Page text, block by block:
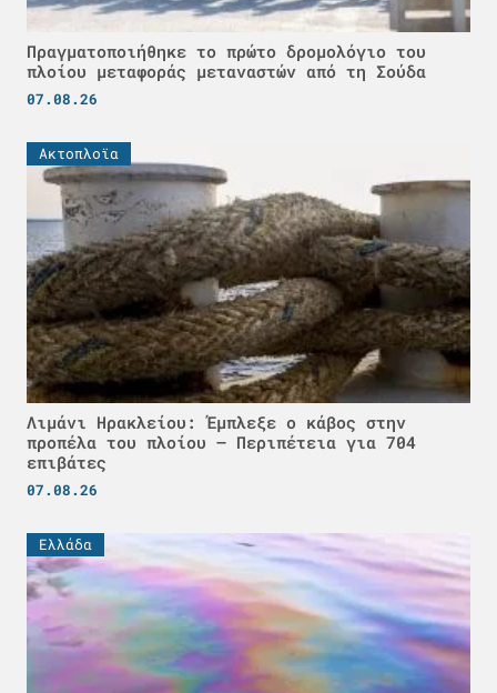
Πραγματοποιήθηκε το πρώτο δρομολόγιο του
πλοίου μεταφοράς μεταναστών από τη Σούδα
07.08.26
Ακτοπλοϊα
Λιμάνι Ηρακλείου: Έμπλεξε ο κάβος στην
προπέλα του πλοίου – Περιπέτεια για 704
επιβάτες
07.08.26
Ελλάδα